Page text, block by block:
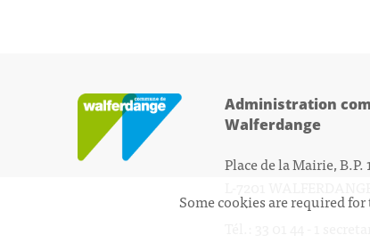
Administration
Walferdange
Place de la Mairie, B.P.
Some cookies are required